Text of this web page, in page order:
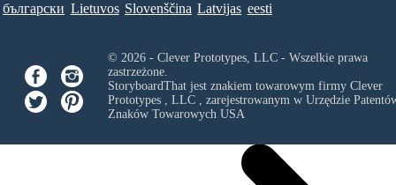
български Lietuvos Slovenščina Latvijas eesti
© 2026 - Clever Prototypes, LLC - Wszelkie prawa
zastrzeżone.
StoryboardThat jest znakiem towarowym firmy Clever
Prototypes , LLC, zarejestrowanym w Urzędzie
Znaków Towarowych USA